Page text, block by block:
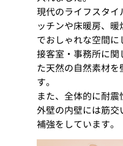
現代のライフスタ
ッチンや床暖房、
でおしゃれな空間に
接客室・事務所に
た天然の自然素材
す。
また、全体的に耐震
外壁の内壁には筋
補強をしています。